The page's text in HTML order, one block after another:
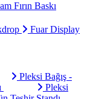
Fırın Baskı
Fuar Display
Pleksi Bağış -
Pleksi